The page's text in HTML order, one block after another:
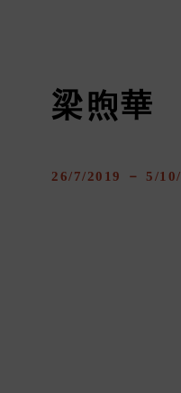
梁煦華
26/7/2019 － 5/